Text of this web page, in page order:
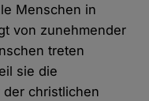
Menschen in
von zunehmender
treten
sie die
christlichen